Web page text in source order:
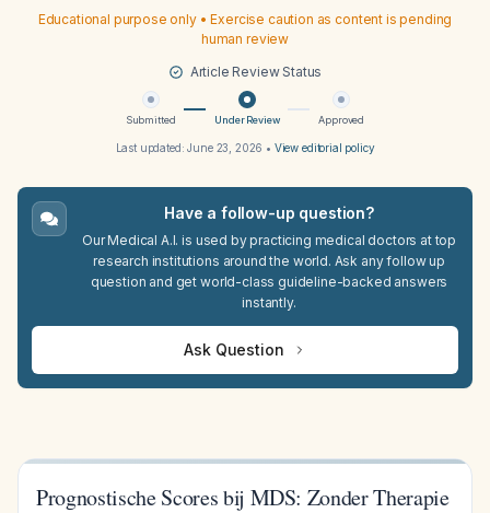
Educational purpose only • Exercise caution as content is pending
human review
Article Review Status
Submitted Under Review Approved
Last updated:June 23, 2026 • View editorial policy
Have a follow-up question?
Our Medical A.I. is used by practicing medical doctors at top
research institutions around the world. Ask any follow up
question and get world-class guideline-backed answers
instantly.
Ask Question
Prognostische Scores bij MDS: Zonder Therapie